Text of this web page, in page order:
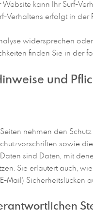
Website kann Ihr Surf-
Verhaltens erfolgt in
widersprechen
finden Sie in der
und
nehmen den
sowie
sind Daten, mit
Sie erläutert auch,
Mail) Sicherheitslücken